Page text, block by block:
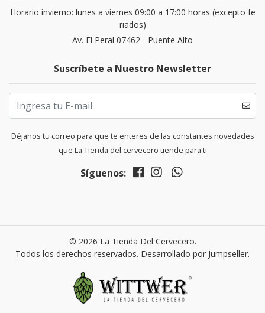
Horario invierno: lunes a viernes 09:00 a 17:00 horas (excepto fe
riados)
Av. El Peral 07462 - Puente Alto
Suscríbete a Nuestro Newsletter
Déjanos tu correo para que te enteres de las constantes novedades
que La Tienda del cervecero tiende para ti
Síguenos:
© 2026 La Tienda Del Cervecero.
Todos los derechos reservados. Desarrollado por Jumpseller.